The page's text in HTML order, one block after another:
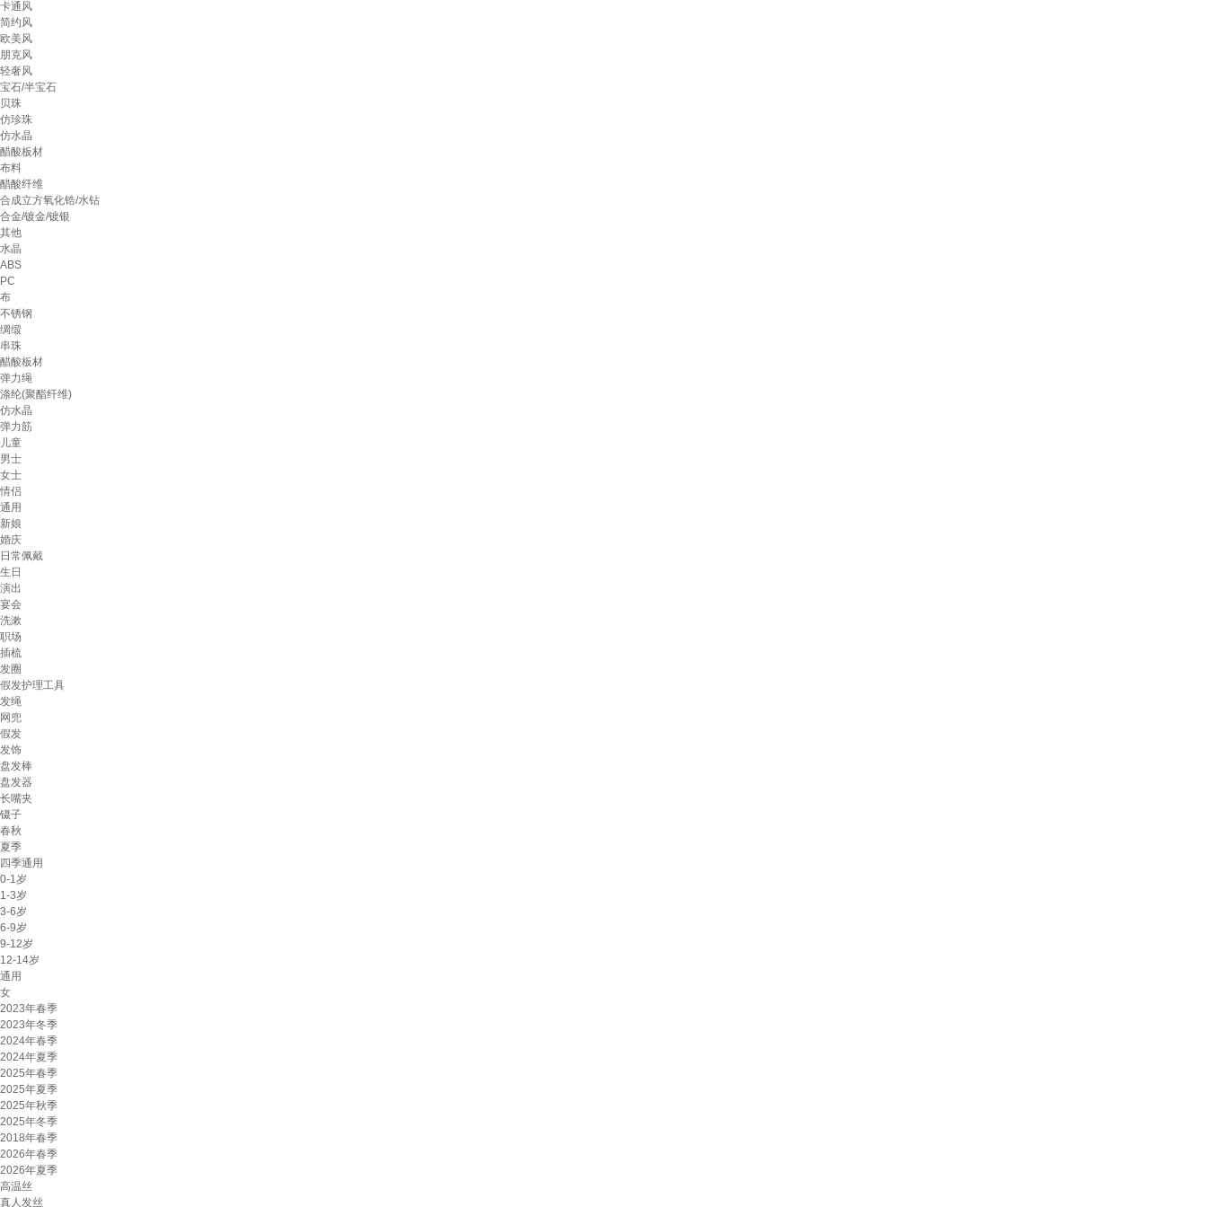
卡通风
简约风
欧美风
朋克风
轻奢风
宝石/半宝石
贝珠
仿珍珠
仿水晶
醋酸板材
布料
醋酸纤维
合成立方氧化锆/水钻
合金/镀金/镀银
其他
水晶
ABS
PC
布
不锈钢
绸缎
串珠
醋酸板材
弹力绳
涤纶(聚酯纤维)
仿水晶
弹力筋
儿童
男士
女士
情侣
通用
新娘
婚庆
日常佩戴
生日
演出
宴会
洗漱
职场
插梳
发圈
假发护理工具
发绳
网兜
假发
发饰
盘发棒
盘发器
长嘴夹
镊子
春秋
夏季
四季通用
0-1岁
1-3岁
3-6岁
6-9岁
9-12岁
12-14岁
通用
女
2023年春季
2023年冬季
2024年春季
2024年夏季
2025年春季
2025年夏季
2025年秋季
2025年冬季
2018年春季
2026年春季
2026年夏季
高温丝
真人发丝